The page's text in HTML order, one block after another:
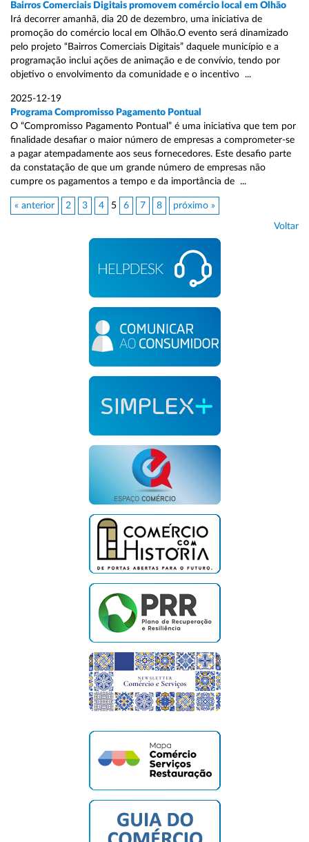
Bairros Comerciais Digitais promovem comércio local em Olhão
Irá decorrer amanhã, dia 20 de dezembro, uma iniciativa de
promoção do comércio local em Olhão.O evento será dinamizado
pelo projeto “Bairros Comerciais Digitais” daquele município e a
programação inclui ações de animação e de convívio, tendo por
objetivo o envolvimento da comunidade e o incentivo ...
2025-12-19
Programa Compromisso Pagamento Pontual
O “Compromisso Pagamento Pontual” é uma iniciativa que tem por
finalidade desafiar o maior número de empresas a comprometer-se
a pagar atempadamente aos seus fornecedores. Este desafio parte
da constatação de que um grande número de empresas não
cumpre os pagamentos a tempo e da importância de ...
« anterior 2 3 4 5 6 7 8 próximo »
Voltar